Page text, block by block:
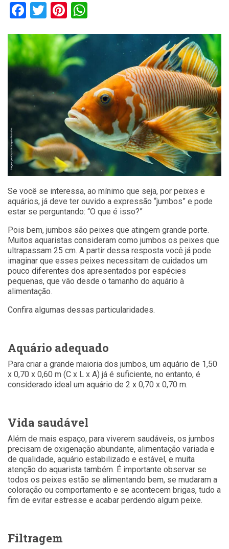
Facebook
TwitterPinterest
Se você se interessa, ao mínimo que seja, por peixes e
aquários, já deve ter ouvido a expressão “jumbos” e pode
estar se perguntando: “O que é isso?”
Pois bem, jumbos são peixes que atingem grande porte.
Muitos aquaristas consideram como jumbos os peixes que
ultrapassam 25 cm. A partir dessa resposta você já pode
imaginar que esses peixes necessitam de cuidados um
pouco diferentes dos apresentados por espécies
pequenas, que vão desde o tamanho do aquário à
alimentação.
Confira algumas dessas particularidades.
Aquário adequado
Para criar a grande maioria dos jumbos, um aquário de 1,50
x 0,70 x 0,60 m (C x L x A) já é suficiente, no entanto, é
considerado ideal um aquário de 2 x 0,70 x 0,70 m.
Vida saudável
Além de mais espaço, para viverem saudáveis, os jumbos
precisam de oxigenação abundante, alimentação variada e
de qualidade, aquário estabilizado e estável, e muita
atenção do aquarista também. É importante observar se
todos os peixes estão se alimentando bem, se mudaram a
coloração ou comportamento e se acontecem brigas, tudo a
fim de evitar estresse e acabar perdendo algum peixe.
Filtragem